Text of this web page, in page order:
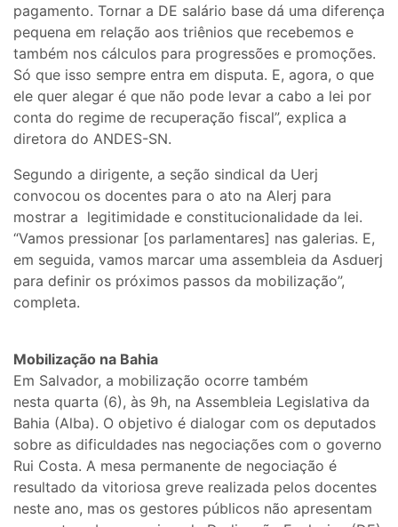
pagamento. Tornar a DE salário base dá uma diferença
pequena em relação aos triênios que recebemos e
também nos cálculos para progressões e promoções.
Só que isso sempre entra em disputa. E, agora, o que
ele quer alegar é que não pode levar a cabo a lei por
conta do regime de recuperação fiscal”, explica a
diretora do ANDES-SN.
Segundo a dirigente, a seção sindical da Uerj
convocou os docentes para o ato na Alerj para
mostrar a legitimidade e constitucionalidade da lei.
“Vamos pressionar [os parlamentares] nas galerias. E,
em seguida, vamos marcar uma assembleia da Asduerj
para definir os próximos passos da mobilização”,
completa.
Mobilização na Bahia
Em Salvador, a mobilização ocorre também
nesta quarta (6), às 9h, na Assembleia Legislativa da
Bahia (Alba). O objetivo é dialogar com os deputados
sobre as dificuldades nas negociações com o governo
Rui Costa. A mesa permanente de negociação é
resultado da vitoriosa greve realizada pelos docentes
neste ano, mas os gestores públicos não apresentam